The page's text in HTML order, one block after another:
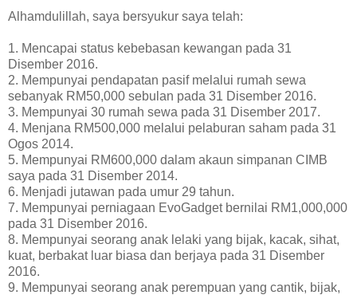
Alhamdulillah, saya bersyukur saya telah:
1. Mencapai status kebebasan kewangan pada 31
Disember 2016.
2. Mempunyai pendapatan pasif melalui rumah sewa
sebanyak RM50,000 sebulan pada 31 Disember 2016.
3. Mempunyai 30 rumah sewa pada 31 Disember 2017.
4. Menjana RM500,000 melalui pelaburan saham pada 31
Ogos 2014.
5. Mempunyai RM600,000 dalam akaun simpanan CIMB
saya pada 31 Disember 2014.
6. Menjadi jutawan pada umur 29 tahun.
7. Mempunyai perniagaan EvoGadget bernilai RM1,000,000
pada 31 Disember 2016.
8. Mempunyai seorang anak lelaki yang bijak, kacak, sihat,
kuat, berbakat luar biasa dan berjaya pada 31 Disember
2016.
9. Mempunyai seorang anak perempuan yang cantik, bijak,